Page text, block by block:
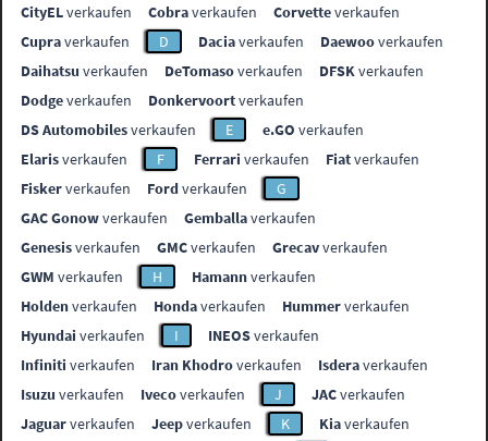
CityELverkaufen Cobraverkaufen Corvetteverkaufen
Cupraverkaufen D Daciaverkaufen Daewooverkaufen
Daihatsu verkaufen DeTomasoverkaufen DFSKverkaufen
Dodgeverkaufen Donkervoortverkaufen
DS Automobilesverkaufen E e.GO verkaufen
Elarisverkaufen F Ferrari verkaufen Fiatverkaufen
Fiskerverkaufen Fordverkaufen
G
GAC Gonowverkaufen Gemballaverkaufen
Genesisverkaufen GMCverkaufen Grecavverkaufen
GWM verkaufen H Hamannverkaufen
Holdenverkaufen Hondaverkaufen Hummerverkaufen
Hyundai verkaufen I INEOSverkaufen
Infiniti verkaufen Iran Khodroverkaufen Isderaverkaufen
Isuzu verkaufen Ivecoverkaufen J JACverkaufen
Jaguarverkaufen Jeepverkaufen K Kiaverkaufen